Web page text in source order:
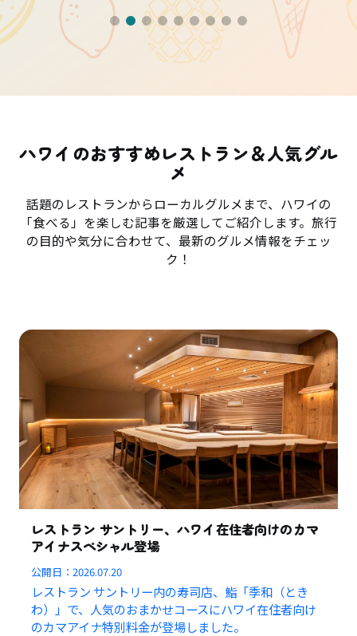
ハワイのおすすめレストラン＆人気グル
メ
話題のレストランからローカルグルメまで、ハワイの
「食べる」を楽しむ記事を厳選してご紹介します。旅行
の目的や気分に合わせて、最新のグルメ情報をチェッ
ク！
レストラン サントリー、ハワイ在住者向けのカマ
アイナスペシャル登場
公開日：2026.07.20
レストラン サントリー内の寿司店、鮨「季和（とき
わ）」で、人気のおまかせコースにハワイ在住者向け
のカマアイナ特別料金が登場しました。